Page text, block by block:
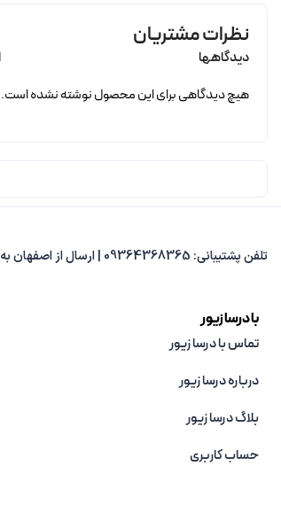
نظرات مشتریان
دیدگاهها
هیچ دیدگاهی برای این محصول نوشته نشده است.
تلفن پشتیبانی: 09364368365 | ارسال از اصفهان به سراسر ایران، چندین هزار مدل متنوع، پاسخ‌گویی از 8 صبح تا 8 شب.
با درسا زیور
تماس با درسا زیور
درباره درسا زیور
بلاگ درسا زیور
حساب کاربری